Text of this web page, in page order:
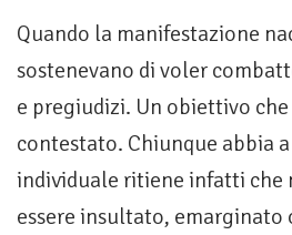
Quando la manifestazione
sostenevano di voler
e pregiudizi. Un obiettivo
contestato. Chiunque abbia
individuale ritiene infatti che
essere insultato,